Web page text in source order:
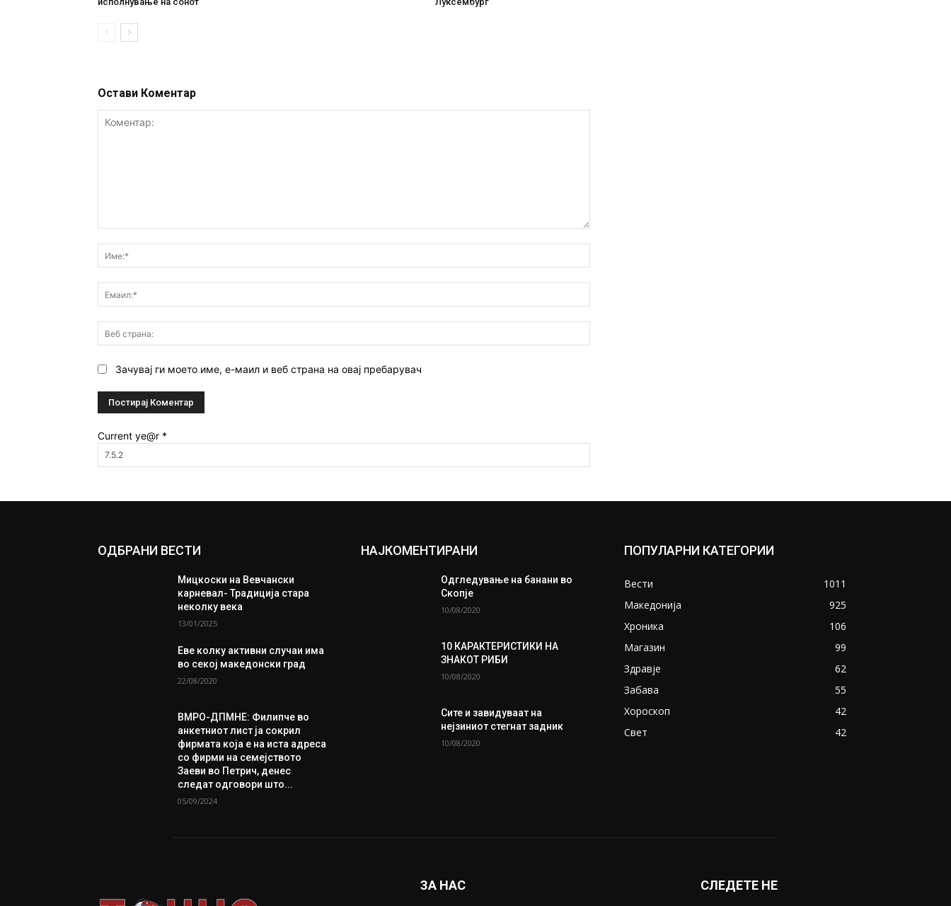
Остави Коментар
страна:
Зачувај ги моето име, е-маил и веб страна на овај пребарувач
Current ye@r *
ОДБРАНИ ВЕСТИ
Мицкоски на Вевчански
карневал- Традиција стара
неколку века
13/01/2025
Еве колку aктивни случаи има
во секој македонски град
22/08/2020
ВМРО-ДПМНЕ: Филипче во
анкетниот лист ја сокрил
фирмата која е на иста адреса
со фирми на семејството
Заеви во Петрич, денес
следат одговори што...
05/09/2024
НАЈКОМЕНТИРАНИ
Одгледување на банани во
Скопје
10/08/2020
10 КАРАКТЕРИСТИКИ НА
ЗНАКОТ РИБИ
10/08/2020
Сите и завидуваат на
нејзиниот стегнат задник
10/08/2020
ПОПУЛАРНИ КАТЕГОРИИ
Вести
1011
Македонија
925
Хроника
106
Магазин
99
Здравје
62
Забава
55
Хороскоп
42
Свет
42
ЗА НАС СЛЕДЕТЕ НЕ